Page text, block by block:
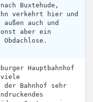
Buxtehude,
verkehrt hier und
auch und
aber ein
Hauptbahnhof
viele
Bahnhof sehr